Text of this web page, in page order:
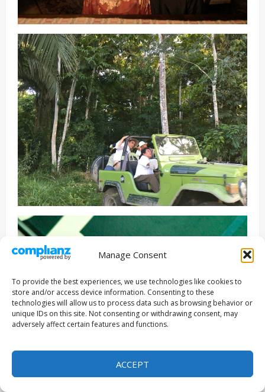
Manage Consent
To provide the best experiences, we use technologies like cookies to
store and/or access device information. Consenting to these
technologies will allow us to process data such as browsing behavior or
unique IDs on this site. Not consenting or withdrawing consent, may
adversely affect certain features and functions.
ACCEPT